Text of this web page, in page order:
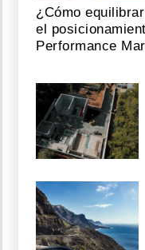
¿Cómo
el
Performance